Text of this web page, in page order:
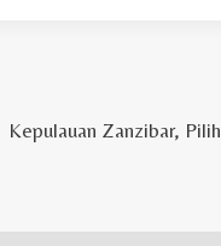
Kepulauan Zanzibar,